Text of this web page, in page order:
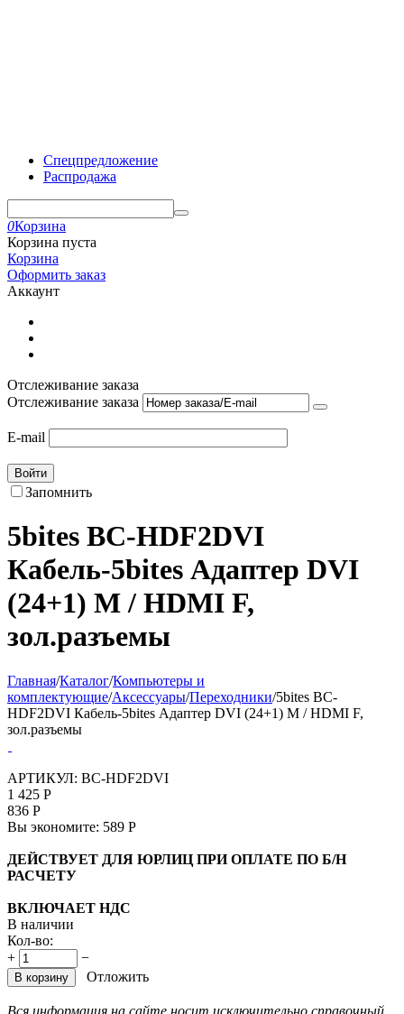
Спецпредложение
Распродажа
0Корзина
Корзина пуста
Корзина
Оформить заказ
Аккаунт
Отслеживание заказа
Отслеживание заказа
E-mail
Войти
Запомнить
5bites BC-HDF2DVI
Кабель-5bites Адаптер DVI
(24+1) M / HDMI F,
зол.разъемы
Главная/Каталог/Компьютеры и
комплектующие/Аксессуары/Переходники/5bites BC-
HDF2DVI Кабель-5bites Адаптер DVI (24+1) M / HDMI F,
зол.разъемы
АРТИКУЛ: BC-HDF2DVI
1 425 Р
836 Р
Вы экономите: 589 Р
ДЕЙСТВУЕТ ДЛЯ ЮРЛИЦ ПРИ ОПЛАТЕ ПО Б/Н
РАСЧЕТУ
ВКЛЮЧАЕТ НДС
В наличии
Кол-во:
+
−
В корзину Отложить
Вся информация на сайте носит исключительно справочный